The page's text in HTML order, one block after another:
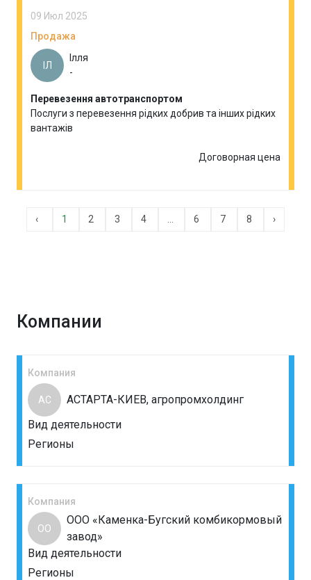
09 Июл 2025
Продажа
ІЛ
Ілля
-
Перевезення автотранспортом
Послуги з перевезення рідких добрив та інших рідких
вантажів
Договорная цена
‹ 1 2 3 4 6 7 8 ›
Компании
Компания
АС
АСТАРТА-КИЕВ, агропромхолдинг
Вид деятельности
Регионы
Компания
ОО
ООО «Каменка-Бугский комбикормовый
завод»
Вид деятельности
Регионы